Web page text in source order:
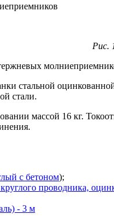
Рис.
стальной
стали.
массой 16 кг.
с бетоном);
проводника,
- 3 м